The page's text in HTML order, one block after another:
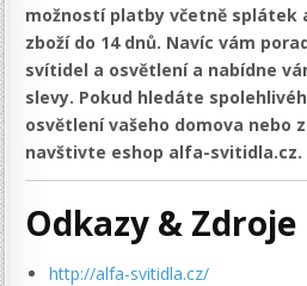
možností platby včetně splátek
zboží do 14 dnů. Navíc vám
svítidel a osvětlení a nabídne
slevy. Pokud hledáte
osvětlení vašeho domova nebo
navštivte eshop alfa-svitidla.cz.
Odkazy & Zdroje
http://alfa-svitidla.cz/